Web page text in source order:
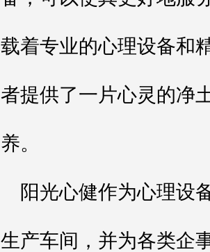
载着专业的心理设备和
者提供了一片心灵的净
养。
阳光心健作为心理设
生产车间，并为各类企